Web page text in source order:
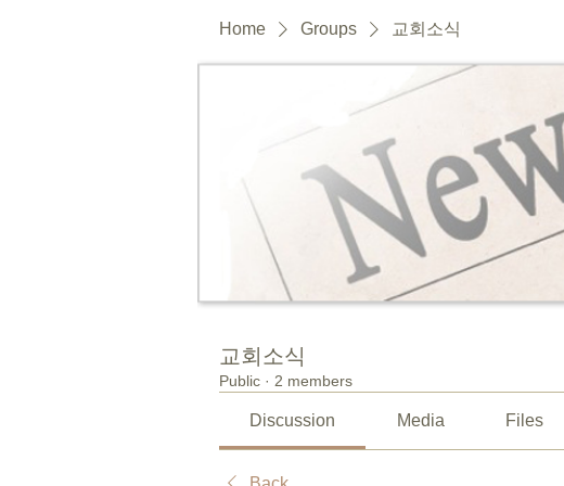
Home Groups 교회소식
교회소식
Public · 2 members
Discussion Media Files